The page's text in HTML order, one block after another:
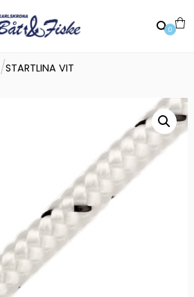
0
/STARTLINA VIT